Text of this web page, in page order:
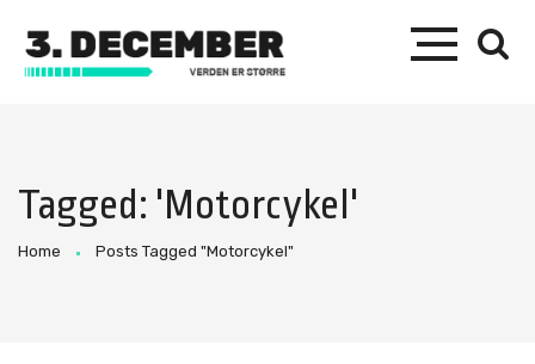
Tagged: 'Motorcykel'
Home Posts Tagged "Motorcykel"